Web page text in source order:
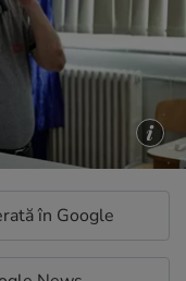
în Google